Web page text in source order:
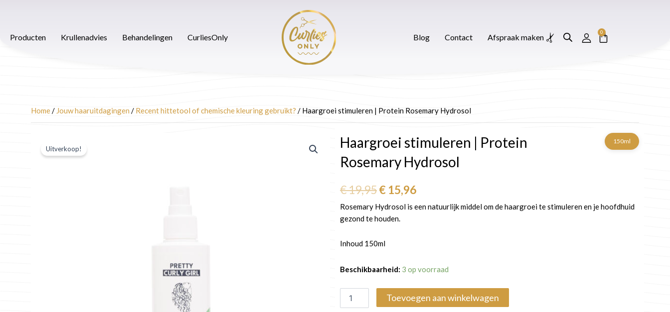
inhoud
CurliesOnly Blog
Producten Krullenadvies Behandelingen CurliesOnly Blog Contact Afspraak maken
0
Winkelwagen
Home / Jouw haaruitdagingen / Recent hittetool of chemische kleuring gebruikt? / Haargroei stimuleren | Protein Rosemary Hydrosol
Uitverkoop!
Haargroei stimuleren | Protein
Rosemary Hydrosol
150ml
€19,95 Oorspronkelijke
prijs
was:
€ 19,95.
€ 15,96prijs
is:
Rosemary Hydrosol is een natuurlijk middel om de haargroei te stimuleren en je hoofdhuid
gezond te houden.
Inhoud 150ml
Beschikbaarheid: 3 op voorraad
Haargroei
|
Protein
Rosemary
Toevoegen aan winkelwagen